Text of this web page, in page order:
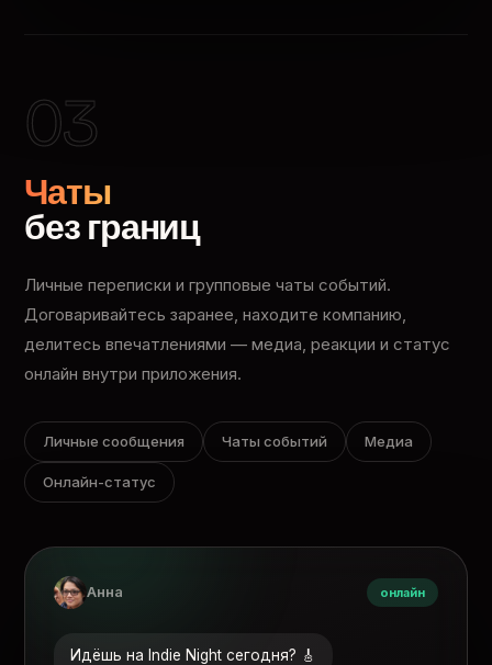
03
Чаты
без границ
Личные переписки и групповые чаты событий.
Договаривайтесь заранее, находите компанию,
делитесь впечатлениями — медиа, реакции и статус
онлайн внутри приложения.
Личные сообщения Чаты событий Медиа
Онлайн-статус
Анна онлайн
Идёшь на Indie Night сегодня? 🎸